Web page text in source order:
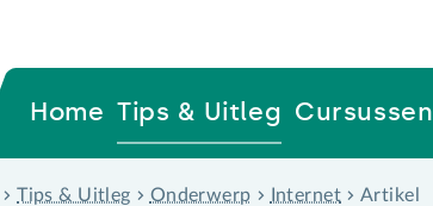
Home Tips & Uitleg Cursussen
Tips & Uitleg Onderwerp Internet Artikel